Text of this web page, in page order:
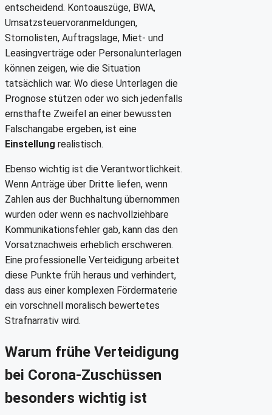
entscheidend. Kontoauszüge, BWA,
Umsatzsteuervoranmeldungen,
Stornolisten, Auftragslage, Miet- und
Leasingverträge oder Personalunterlagen
können zeigen, wie die Situation
tatsächlich war. Wo diese Unterlagen die
Prognose stützen oder wo sich jedenfalls
ernsthafte Zweifel an einer bewussten
Falschangabe ergeben, ist eine
Einstellung realistisch.
Ebenso wichtig ist die Verantwortlichkeit.
Wenn Anträge über Dritte liefen, wenn
Zahlen aus der Buchhaltung übernommen
wurden oder wenn es nachvollziehbare
Kommunikationsfehler gab, kann das den
Vorsatznachweis erheblich erschweren.
Eine professionelle Verteidigung arbeitet
diese Punkte früh heraus und verhindert,
dass aus einer komplexen Fördermaterie
ein vorschnell moralisch bewertetes
Strafnarrativ wird.
Warum frühe Verteidigung
bei Corona-Zuschüssen
besonders wichtig ist